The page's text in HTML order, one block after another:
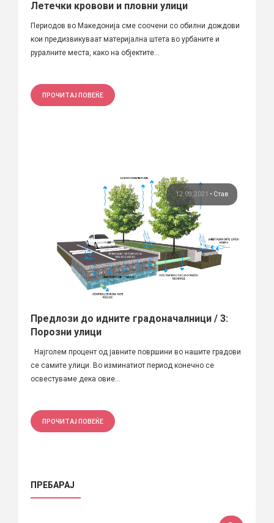
Летечки кровови и пловни улици
Периодов во Македонија сме соочени со обилни дождови
кои предизвикуваат материјална штета во урбаните и
руралните места, како на објектите...
ПРОЧИТАЈ ПОВЕЌЕ
12.09.2021 • Став
Предлози до идните градоначалници / 3:
Порозни улици
Најголем процент од јавните површини во нашите градови
се самите улици. Во изминатиот период конечно се
освестуваме дека овие...
ПРОЧИТАЈ ПОВЕЌЕ
ПРЕБАРАЈ